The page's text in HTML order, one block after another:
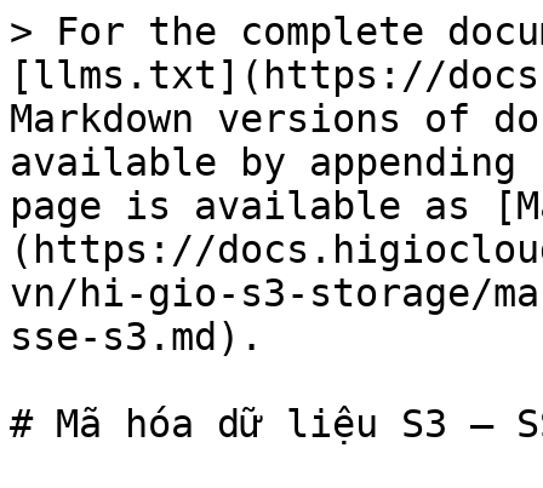
> For the complete
[llms.txt](https://
Markdown versions of
available by
page is available as
(https://
vn/hi-gio-s3-storage/
sse-s3.md).
# Mã hóa dữ liệu S3 –